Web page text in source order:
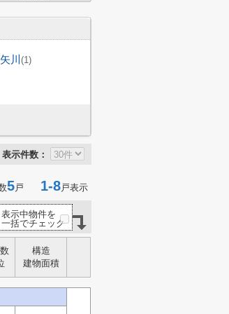
矢川 (1)
表示件数：
5戸 1-8戸表示
表示中物件を
一括でチェック
構造
建物面積